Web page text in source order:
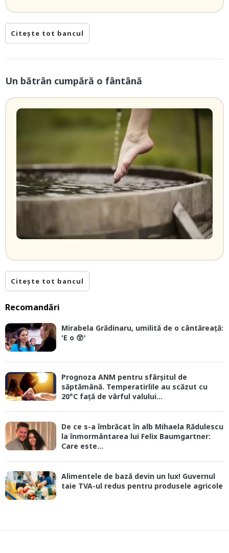
Citește tot bancul
Un bătrân cumpără o fântână
Citește tot bancul
Recomandări
Mirabela Grădinaru, umilită de o cântăreață:
'E o 😲'
Prognoza ANM pentru sfârșitul de
săptămână. Temperatirlile au scăzut cu
20°C față de vârful valului...
De ce s-a îmbrăcat în alb Mihaela Rădulescu
la înmormântarea lui Felix Baumgartner:
Care este...
Alimentele de bază devin un lux! Guvernul
taie TVA-ul redus pentru produsele agricole